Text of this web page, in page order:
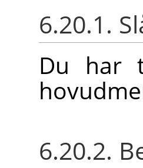
6.20.1.
Du har
6.20.2.